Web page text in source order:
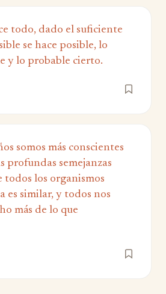
todo, dado el suficiente
se hace posible, lo
y lo probable cierto.
somos más conscientes
profundas semejanzas
todos los organismos
es similar, y todos nos
más de lo que